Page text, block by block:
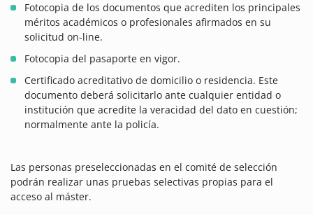
Fotocopia de los documentos que acrediten los principales
méritos académicos o profesionales afirmados en su
solicitud on-line.
Fotocopia del pasaporte en vigor.
Certificado acreditativo de domicilio o residencia. Este
documento deberá solicitarlo ante cualquier entidad o
institución que acredite la veracidad del dato en cuestión;
normalmente ante la policía.
Las personas preseleccionadas en el comité de selección
podrán realizar unas pruebas selectivas propias para el
acceso al máster.